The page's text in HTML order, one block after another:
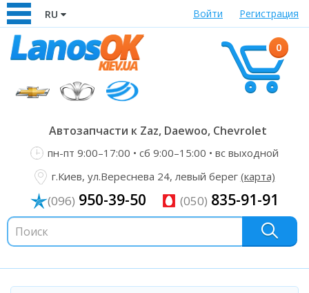
RU Войти Регистрация
0
Автозапчасти к Zaz, Daewoo, Chevrolet
пн-пт 9:00–17:00 • сб 9:00–15:00 • вс выходной
г.Киев, ул.Вереснева 24, левый берег (карта)
(096) 950-39-50 (050) 835-91-91